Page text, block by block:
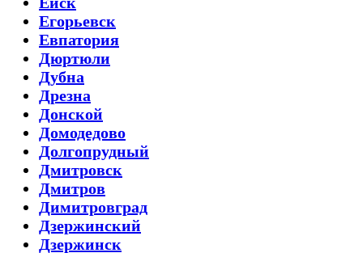
Егорьевск
Евпатория
Дюртюли
Дубна
Дрезна
Донской
Домодедово
Долгопрудный
Дмитровск
Дмитров
Димитровград
Дзержинский
Дзержинск